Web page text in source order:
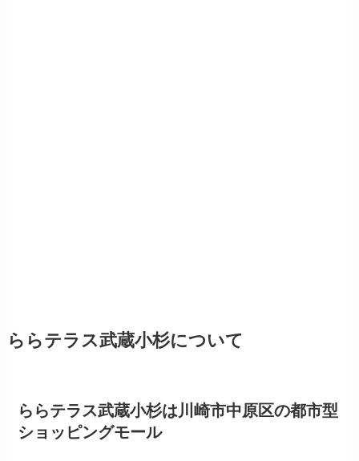
ららテラス武蔵小杉について
ららテラス武蔵小杉は川崎市中原区の都市型
ショッピングモール